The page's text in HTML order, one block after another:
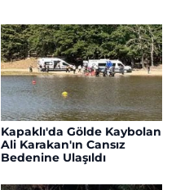
Kapaklı'da Gölde Kaybolan
Ali Karakan'ın Cansız
Bedenine Ulaşıldı